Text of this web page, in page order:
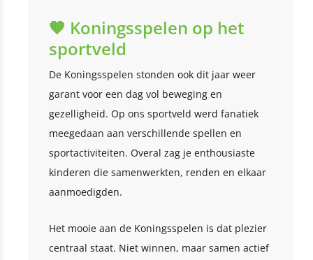
🧡 Koningsspelen op het
sportveld
De Koningsspelen stonden ook dit jaar weer
garant voor een dag vol beweging en
gezelligheid. Op ons sportveld werd fanatiek
meegedaan aan verschillende spellen en
sportactiviteiten. Overal zag je enthousiaste
kinderen die samenwerkten, renden en elkaar
aanmoedigden.
Het mooie aan de Koningsspelen is dat plezier
centraal staat. Niet winnen, maar samen actief